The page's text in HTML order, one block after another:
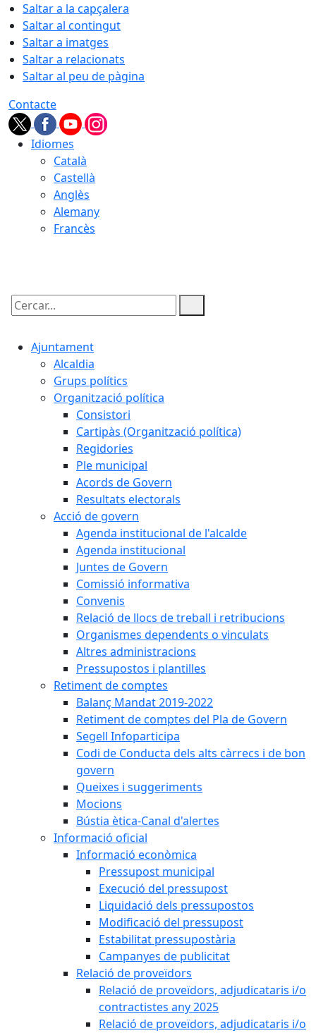
Saltar a la capçalera
Saltar al contingut
Saltar a imatges
Saltar a relacionats
Saltar al peu de pàgina
Contacte
Idiomes
Català
Castellà
Anglès
Alemany
Francès
Cercar:
Ajuntament
Alcaldia
Grups polítics
Organització política
Consistori
Cartipàs (Organització política)
Regidories
Ple municipal
Acords de Govern
Resultats electorals
Acció de govern
Agenda institucional de l'alcalde
Agenda institucional
Juntes de Govern
Comissió informativa
Convenis
Relació de llocs de treball i retribucions
Organismes dependents o vinculats
Altres administracions
Pressupostos i plantilles
Retiment de comptes
Balanç Mandat 2019-2022
Retiment de comptes del Pla de Govern
Segell Infoparticipa
Codi de Conducta dels alts càrrecs i de bon
govern
Queixes i suggeriments
Mocions
Bústia ètica-Canal d'alertes
Informació oficial
Informació econòmica
Pressupost municipal
Execució del pressupost
Liquidació dels pressupostos
Modificació del pressupost
Estabilitat pressupostària
Campanyes de publicitat
Relació de proveïdors
Relació de proveïdors, adjudicataris i/o
contractistes any 2025
Relació de proveïdors, adjudicataris i/o